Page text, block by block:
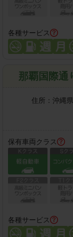
各種サービス
那覇国際通
住所： 沖縄
保有車両クラス
各種サービス